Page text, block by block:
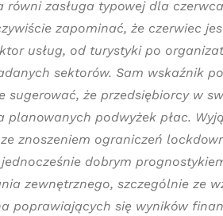
równi zasługa typowej dla
zapominać, że czerwiec
usług, od turystyki po
sektorów. Sam wskaźnik
że przedsiębiorcy w
podwyżek płac.
znoszeniem ograniczeń
dobrym
zewnętrznego, szczególnie ze
poprawiających się wyników